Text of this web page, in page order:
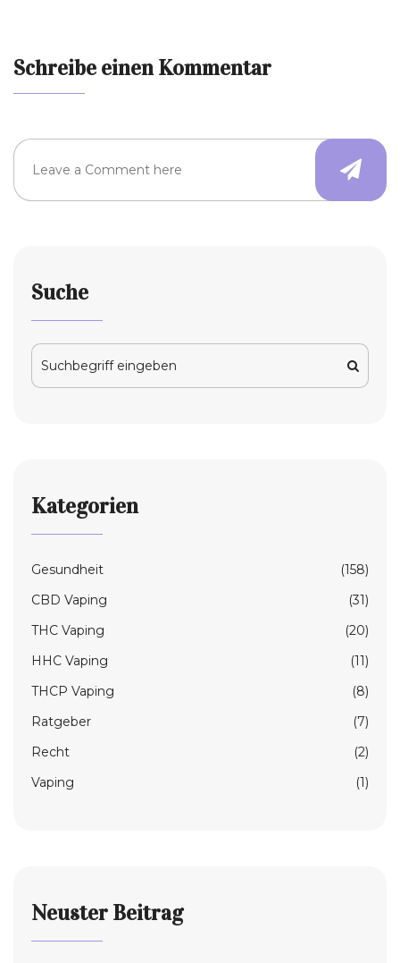
Schreibe einen Kommentar
Suche
Kategorien
Gesundheit
(158)
CBD Vaping
(31)
THC Vaping
(20)
HHC Vaping
(11)
THCP Vaping
(8)
Ratgeber
(7)
Recht
(2)
Vaping
(1)
Neuster Beitrag